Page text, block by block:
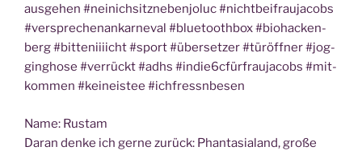
aus­ge­hen #nei­nichsitz­ne­ben­jo­luc #nicht­bei­frau­ja­cobs
#ver­spre­chen­an­kar­ne­val #blue­tooth­box #bio­ha­cken­
berg #bit­te­niii­icht #sport #über­set­zer #tür­öff­ner #jog­
ging­ho­se #ver­rückt #adhs #indie6cfürfraujacobs #mit­
kom­men #kein­eis­tee #ich­fressn­be­sen
Name: Rus­tam
Dar­an den­ke ich ger­ne zurück: Phan­ta­sia­land, gro­ße